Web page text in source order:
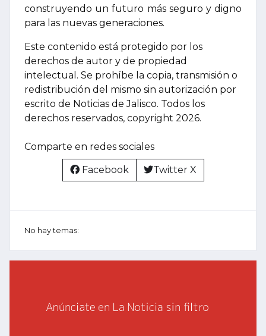
construyendo un futuro más seguro y digno
para las nuevas generaciones.
Este contenido está protegido por los
derechos de autor y de propiedad
intelectual. Se prohíbe la copia, transmisión o
redistribución del mismo sin autorización por
escrito de Noticias de Jalisco. Todos los
derechos reservados, copyright 2026.
Comparte en redes sociales
Facebook Twitter X
No hay temas: